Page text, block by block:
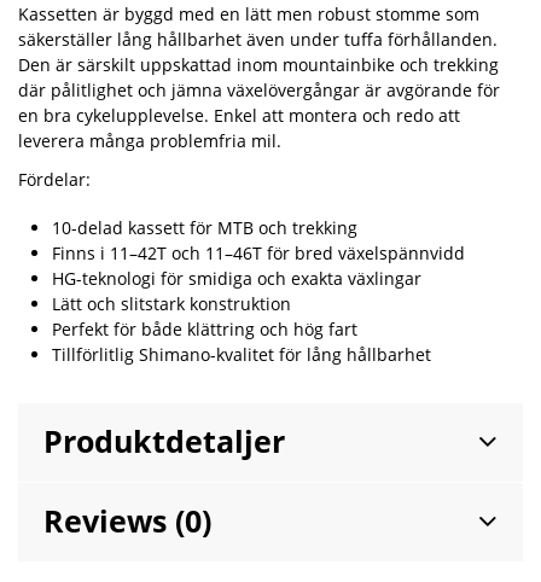
Kassetten är byggd med en lätt men robust stomme som
säkerställer lång hållbarhet även under tuffa förhållanden.
Den är särskilt uppskattad inom mountainbike och trekking
där pålitlighet och jämna växelövergångar är avgörande för
en bra cykelupplevelse. Enkel att montera och redo att
leverera många problemfria mil.
Fördelar:
10-delad kassett för MTB och trekking
Finns i 11–42T och 11–46T för bred växelspännvidd
HG-teknologi för smidiga och exakta växlingar
Lätt och slitstark konstruktion
Perfekt för både klättring och hög fart
Tillförlitlig Shimano-kvalitet för lång hållbarhet
Produktdetaljer
Reviews (0)